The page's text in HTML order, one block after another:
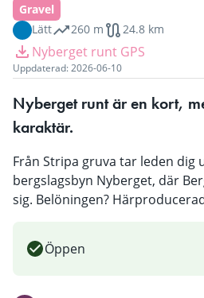
Gravel
Lätt 260 m 24.8 km
Nyberget runt GPS
Uppdaterad:2026-06-10
Nyberget runt är en kort,
karaktär.
Från Stripa gruva tar leden dig
bergslagsbyn Nyberget, där
sig. Belöningen?
Öppen